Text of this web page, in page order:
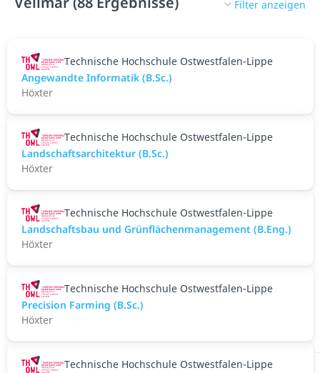
Filter anzeigen
Technische Hochschule Ostwestfalen-Lippe
Angewandte Informatik (B.Sc.)
Höxter
Technische Hochschule Ostwestfalen-Lippe
Landschaftsarchitektur (B.Sc.)
Höxter
Technische Hochschule Ostwestfalen-Lippe
Landschaftsbau und Grünflächenmanagement (B.Eng.)
Höxter
Technische Hochschule Ostwestfalen-Lippe
Precision Farming (B.Sc.)
Höxter
Technische Hochschule Ostwestfalen-Lippe